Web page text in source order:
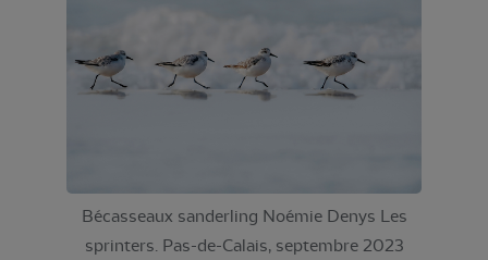
Bécasseaux sanderling Noémie Denys Les
sprinters. Pas-de-Calais, septembre 2023